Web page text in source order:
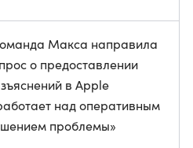
Макса направила
о предоставлении
в Apple
над оперативным
проблемы»